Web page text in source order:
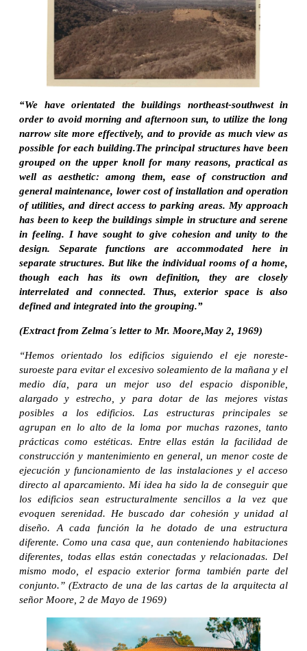
“We have orientated the buildings northeast-southwest in
order to avoid morning and afternoon sun, to utilize the long
narrow site more effectively, and to provide as much view as
possible for each building.The principal structures have been
grouped on the upper knoll for many reasons, practical as
well as aesthetic: among them, ease of construction and
general maintenance, lower cost of installation and operation
of utilities, and direct access to parking areas. My approach
has been to keep the buildings simple in structure and serene
in feeling. I have sought to give cohesion and unity to the
design. Separate functions are accommodated here in
separate structures. But like the individual rooms of a home,
though each has its own definition, they are closely
interrelated and connected. Thus, exterior space is also
defined and integrated into the grouping.”
(Extract from Zelma´s letter to Mr. Moore,May 2, 1969)
“Hemos orientado los edificios siguiendo el eje noreste-
suroeste para evitar el excesivo soleamiento de la mañana y el
medio día, para un mejor uso del espacio disponible,
alargado y estrecho, y para dotar de las mejores vistas
posibles a los edificios. Las estructuras principales se
agrupan en lo alto de la loma por muchas razones, tanto
prácticas como estéticas. Entre ellas están la facilidad de
construcción y mantenimiento en general, un menor coste de
ejecución y funcionamiento de las instalaciones y el acceso
directo al aparcamiento. Mi idea ha sido la de conseguir que
los edificios sean estructuralmente sencillos a la vez que
evoquen serenidad. He buscado dar cohesión y unidad al
diseño. A cada función la he dotado de una estructura
diferente. Como una casa que, aun conteniendo habitaciones
diferentes, todas ellas están conectadas y relacionadas. Del
mismo modo, el espacio exterior forma también parte del
conjunto.” (Extracto de una de las cartas de la arquitecta al
señor Moore, 2 de Mayo de 1969)